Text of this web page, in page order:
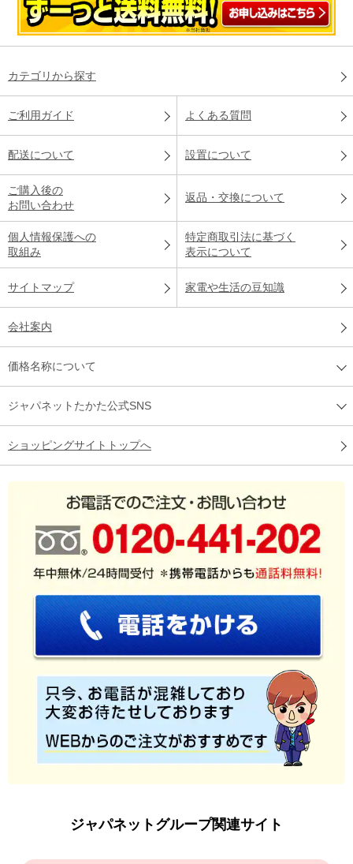
カテゴリから探す
ご利用ガイド よくある質問
配送について 設置について
ご購入後の
お問い合わせ
返品・交換について
個人情報保護への
取組み
特定商取引法に基づく
表示について
サイトマップ 家電や生活の豆知識
会社案内
価格名称について
ジャパネットたかた公式SNS
ショッピングサイトトップへ
ジャパネットグループ関連サイト